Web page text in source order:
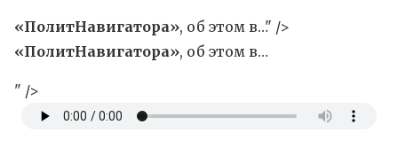
«ПолитНавигатора», об этом в…" />
«ПолитНавигатора», об этом в…
" />